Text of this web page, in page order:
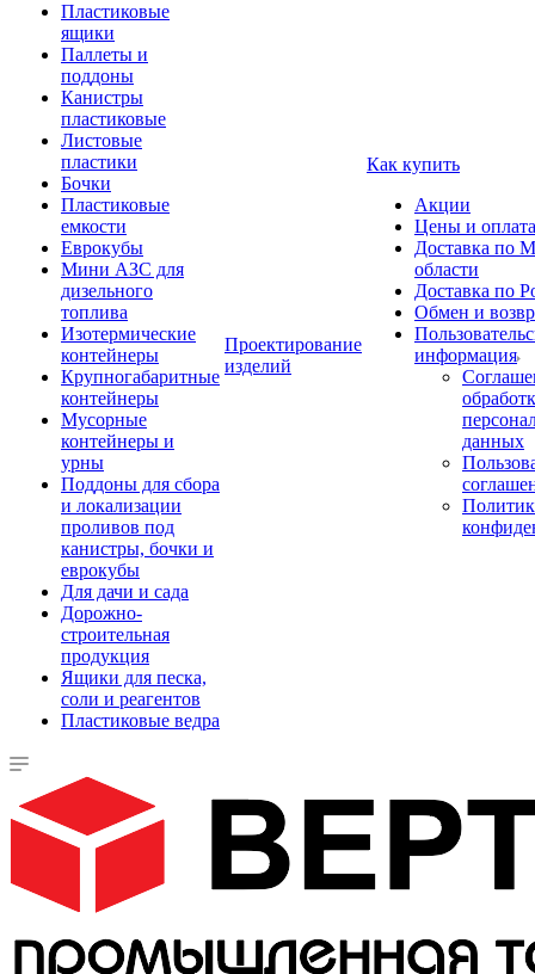
Пластиковые
ящики
Паллеты и
поддоны
Канистры
пластиковые
Листовые
пластики
Бочки
Пластиковые
емкости
Еврокубы
Мини АЗС для
дизельного
топлива
Изотермические
контейнеры
Крупногабаритные
контейнеры
Мусорные
контейнеры и
урны
Поддоны для сбора
и локализации
проливов под
канистры, бочки и
еврокубы
Для дачи и сада
Дорожно-
строительная
продукция
Ящики для песка,
соли и реагентов
Пластиковые ведра
Проектирование
изделий
Как купить
Акции
Цены и оплата
Доставка по
области
Доставка по
Обмен и
информация
данных